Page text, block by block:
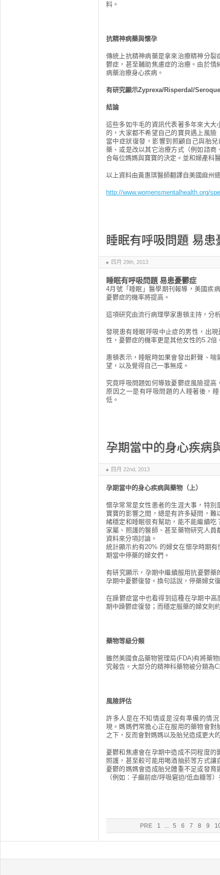
料。
抗精神病藥與懷孕
傳統上抗精神病藥是拿來治療精神分
鬱症，甚至輔助焦慮症的治療。由於
病藥治療身心疾病。
有研究顯示Zyprexa/Risperdal/
結論
這些多如牛毛的資訊代表著多年來大
的，大家都不希望自己的寶貝遇上風
當中症狀復發，影響到照顧自己與胎
藥、或是改以其它治療方式（例如諮
合每位媽媽與寶寶的決定。並和婦產科
以上資料由黃惠琪醫師翻譯自美國麻州
http://www.womensmentalhealth.org/
睡眠有呼吸問題 易患
四月 29th, 2013
睡眠有呼吸問題 易患憂鬱症
4月號「睡眠」醫學期刊報導，美國疾
憂鬱症的機率將提高。
這項研究由流行病理學家惠頓主持，分
發現患有睡眠呼吸中止症的男性，出
性，憂鬱症的機率更是其他女性的5.2倍
惠頓表示，睡眠時如果會發出鼾聲、
望，以及覺得自己一事無成。
究竟呼吸問題如何導致憂鬱症風險提
原因之一是有呼吸問題的人睡著後，
低。
孕期當中的身心疾病
四月 22nd, 2013
孕期當中的身心疾病與藥物（上）
懷孕常常是女性患者的生涯大事，特
寶寶的影響之間，總是有許多疑問，
緒穩定和睡眠很有幫助，能不能繼續
家屬、照護的醫師、甚至藥物研究人
資料來分項討論。
統計顯示約有20% 的婦女在懷孕時期
期當中停藥的婦女們。
有研究顯示，孕期中繼續服用抗憂鬱
孕期中憂鬱復發。換句話說，停藥婦女
在躁鬱症當中也看得到這種在孕期中
期中躁鬱症復發；而穩定服藥的婦女則
藥物等級分類
雖然美國食品藥物管理局(FDA)有將藥
究報告。大部分的精神科藥物被分類為
風險評估
許多人是在不知情或是沒有準備的情
現。媽媽們常擔心正在服用的藥物會
之下，反而會對媽媽以及胎兒造成更大
憂鬱和焦慮會在孕期中造成不同程度
照護，甚至較可能用喝酒抽菸等方式
憂鬱的媽媽會造成胎兒體重不足或發
（例如：子癲前症/呼吸窘迫/低血糖等
PRE 1 ... 5 6 7 8 9